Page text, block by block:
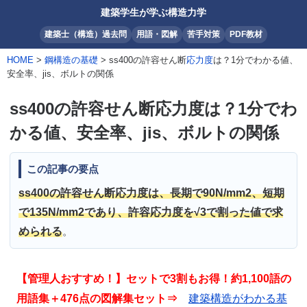
建築学生が学ぶ構造力学
建築士（構造）過去問 用語・図解 苦手対策 PDF教材
HOME > 鋼構造の基礎 > ss400の許容せん断応力度は？1分でわかる値、
安全率、jis、ボルトの関係
ss400の許容せん断応力度は？1分でわ
かる値、安全率、jis、ボルトの関係
この記事の要点
ss400の許容せん断応力度は、長期で90N/mm2、短期
で135N/mm2であり、許容応力度を√3で割った値で求
められる。
【管理人おすすめ！】セットで3割もお得！約1,100語の
用語集＋476点の図解集セット⇒ 建築構造がわかる基